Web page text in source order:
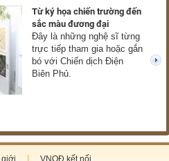
Từ ký họa chiến trường đến
sắc màu đương đại
Đây là những nghệ sĩ từng
trực tiếp tham gia hoặc gắn
bó với Chiến dịch Điện
Biên Phủ.
next